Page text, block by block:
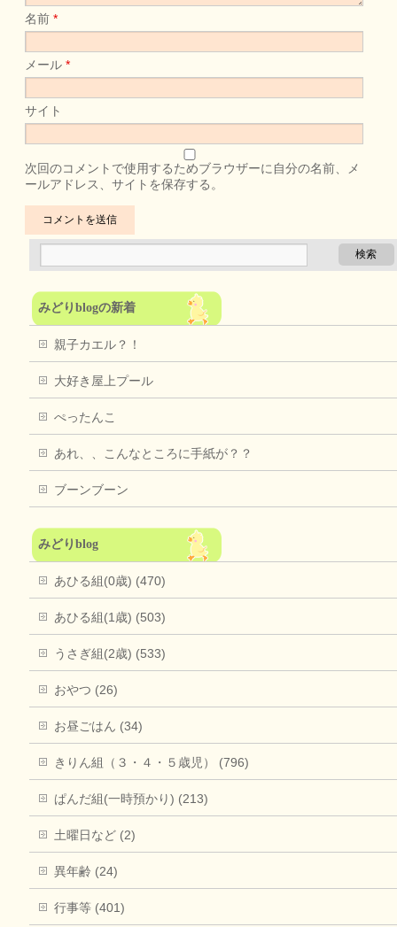
名前*
メール*
サイト
次回のコメントで使用するためブラウザーに自分の名前、メ
ールアドレス、サイトを保存する。
みどりblogの新着
親子カエル？！
大好き屋上プール
ぺったんこ
あれ、、こんなところに手紙が？？
ブーンブーン
みどりblog
あひる組(0歳) (470)
あひる組(1歳) (503)
うさぎ組(2歳) (533)
おやつ (26)
お昼ごはん (34)
きりん組（３・４・５歳児） (796)
ぱんだ組(一時預かり) (213)
土曜日など (2)
異年齢 (24)
行事等 (401)